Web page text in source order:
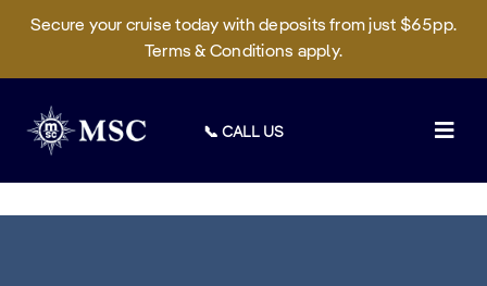
Secure your cruise today with deposits from just $65pp.
Terms & Conditions apply.
content
Deals
📞 CALL US